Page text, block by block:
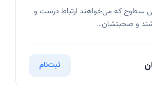
سطوح که می‌خواهند ارتباط درست و
و صحبتشان...
ثبت‌نام